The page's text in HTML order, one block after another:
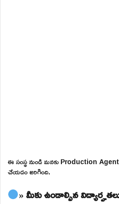
ఈ సంస్థ నుండి మనకు Production
చేయడం జరిగింది.
» మీకు ఉండాల్సిన